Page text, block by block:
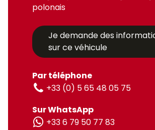
polonais
Je demande des
sur ce véhicule
Par téléphone
+33 (0) 5 65 48 05 75
Sur WhatsApp
+33 6 79 50 77 83